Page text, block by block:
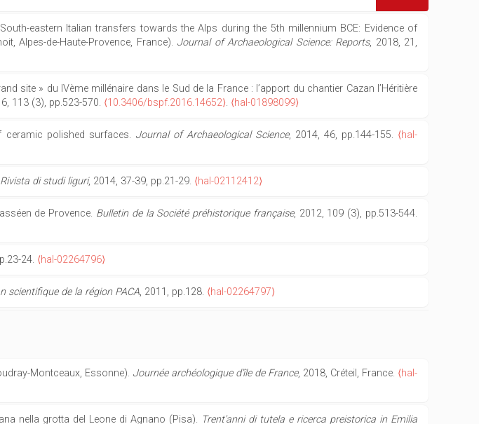
eastern Italian transfers towards the Alps during the 5th millennium BCE: Evidence of
Alpes-de-Haute-Provence, France). Journal of Archaeological Science: Reports, 2018, 21,
site » du IVème millénaire dans le Sud de la France : l’apport du chantier Cazan l’Héritière
113 (3), pp.523-570. ⟨10.3406/bspf.2016.14652⟩. ⟨hal-01898099⟩
ceramic polished surfaces. Journal of Archaeological Science, 2014, 46, pp.144-155. ⟨hal-
Rivista di studi liguri, 2014, 37-39, pp.21-29. ⟨hal-02112412⟩
de Provence. Bulletin de la Société préhistorique française, 2012, 109 (3), pp.513-544.
24. ⟨hal-02264796⟩
scientifique de la région PACA, 2011, pp.128. ⟨hal-02264797⟩
Montceaux, Essonne). Journée archéologique d'île de France, 2018, Créteil, France. ⟨hal-
nella grotta del Leone di Agnano (Pisa). Trent'anni di tutela e ricerca preistorica in Emilia